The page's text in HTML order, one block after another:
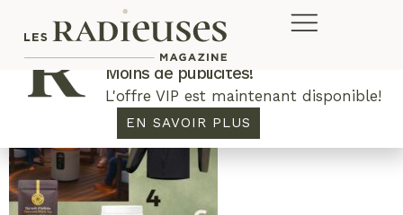
Plus de concours. Plus de rabais.
Moins de publicités!
L'offre VIP est maintenant disponible!
EN SAVOIR PLUS